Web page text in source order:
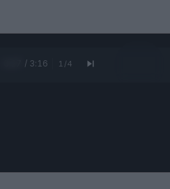
0:28 / 3:16 1 /4